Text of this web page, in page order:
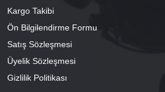
Kargo Takibi
Ön Bilgilendirme Formu
Satış Sözleşmesi
Üyelik Sözleşmesi
Gizlilik Politikası